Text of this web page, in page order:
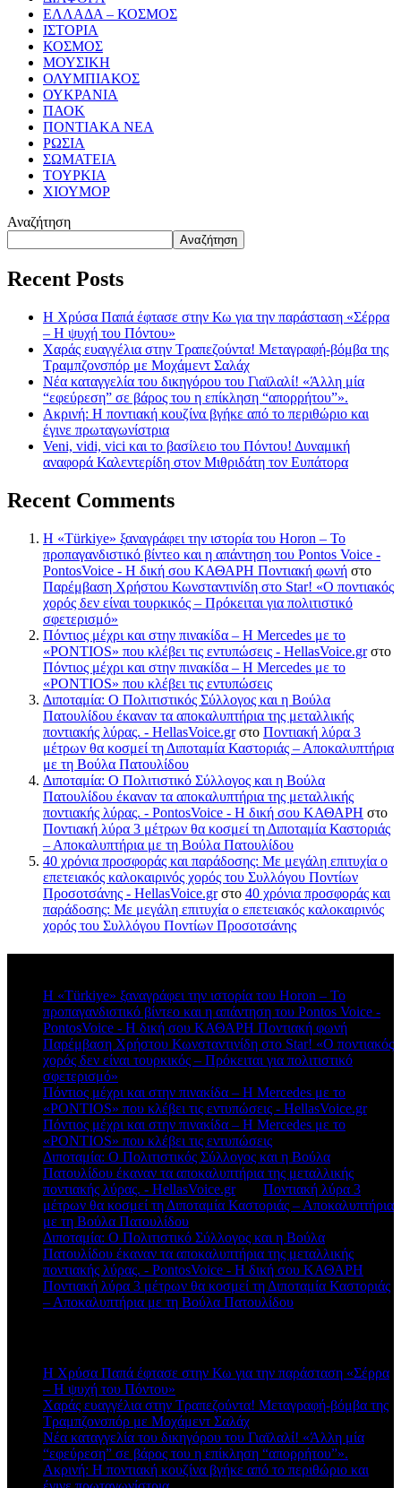
ΕΛΛΑΔΑ – ΚΟΣΜΟΣ
ΙΣΤΟΡΙΑ
ΚΟΣΜΟΣ
ΜΟΥΣΙΚΗ
ΟΛΥΜΠΙΑΚΟΣ
ΟΥΚΡΑΝΙΑ
ΠΑΟΚ
ΠΟΝΤΙΑΚΑ ΝΕΑ
ΡΩΣΙΑ
ΣΩΜΑΤΕΙΑ
ΤΟΥΡΚΙΑ
ΧΙΟΥΜΟΡ
Αναζήτηση
Αναζήτηση
Recent Posts
Η Χρύσα Παπά έφτασε στην Κω για την παράσταση «Σέρρα
– Η ψυχή του Πόντου»
Χαράς ευαγγέλια στην Τραπεζούντα! Μεταγραφή-βόμβα της
Τραμπζονσπόρ με Μοχάμεντ Σαλάχ
Νέα καταγγελία του δικηγόρου του Γιαϊλαλί! «Άλλη μία
“εφεύρεση” σε βάρος του η επίκληση “απορρήτου”».
Ακρινή: Η ποντιακή κουζίνα βγήκε από το περιθώριο και
έγινε πρωταγωνίστρια
Veni, vidi, vici και το βασίλειο του Πόντου! Δυναμική
αναφορά Καλεντερίδη στον Μιθριδάτη τον Ευπάτορα
Recent Comments
Η «Türkiye» ξαναγράφει την ιστορία του Horon – Το
προπαγανδιστικό βίντεο και η απάντηση του Pontos Voice -
PontosVoice - H δική σου ΚΑΘΑΡΗ Ποντιακή φωνή στο
Παρέμβαση Χρήστου Κωνσταντινίδη στο Star! «Ο ποντιακός
χορός δεν είναι τουρκικός – Πρόκειται για πολιτιστικό
σφετερισμό»
Πόντιος μέχρι και στην πινακίδα – Η Mercedes με το
«PONTIOS» που κλέβει τις εντυπώσεις - HellasVoice.grστο
Πόντιος μέχρι και στην πινακίδα – Η Mercedes με το
«PONTIOS» που κλέβει τις εντυπώσεις
Διποταμία: Ο Πολιτιστικός Σύλλογος και η Βούλα
Πατουλίδου έκαναν τα αποκαλυπτήρια της μεταλλικής
ποντιακής λύρας. - HellasVoice.grστο Ποντιακή λύρα 3
μέτρων θα κοσμεί τη Διποταμία Καστοριάς – Αποκαλυπτήρια
με τη Βούλα Πατουλίδου
Διποταμία: Ο Πολιτιστικό Σύλλογος και η Βούλα
Πατουλίδου έκαναν τα αποκαλυπτήρια της μεταλλικής
ποντιακής λύρας. - PontosVoice - H δική σου ΚΑΘΑΡΗ στο
Ποντιακή λύρα 3 μέτρων θα κοσμεί τη Διποταμία Καστοριάς
– Αποκαλυπτήρια με τη Βούλα Πατουλίδου
40 χρόνια προσφοράς και παράδοσης: Με μεγάλη επιτυχία ο
επετειακός καλοκαιρινός χορός του Συλλόγου Ποντίων
Προσοτσάνης - HellasVoice.grστο 40 χρόνια προσφοράς και
παράδοσης: Με μεγάλη επιτυχία ο επετειακός καλοκαιρινός
χορός του Συλλόγου Ποντίων Προσοτσάνης
Η «Türkiye» ξαναγράφει την ιστορία του Horon – Το
προπαγανδιστικό βίντεο και η απάντηση του Pontos Voice -
PontosVoice - H δική σου ΚΑΘΑΡΗ Ποντιακή φωνή
Παρέμβαση Χρήστου Κωνσταντινίδη στο Star! «Ο ποντιακός
χορός δεν είναι τουρκικός – Πρόκειται για πολιτιστικό
σφετερισμό»
Πόντιος μέχρι και στην πινακίδα – Η Mercedes με το
«PONTIOS» που κλέβει τις εντυπώσεις - HellasVoice.grστο
Πόντιος μέχρι και στην πινακίδα – Η Mercedes με το
«PONTIOS» που κλέβει τις εντυπώσεις
Διποταμία: Ο Πολιτιστικός Σύλλογος και η Βούλα
Πατουλίδου έκαναν τα αποκαλυπτήρια της μεταλλικής
ποντιακής λύρας. - HellasVoice.grστο Ποντιακή λύρα 3
μέτρων θα κοσμεί τη Διποταμία Καστοριάς – Αποκαλυπτήρια
με τη Βούλα Πατουλίδου
Διποταμία: Ο Πολιτιστικό Σύλλογος και η Βούλα
Πατουλίδου έκαναν τα αποκαλυπτήρια της μεταλλικής
ποντιακής λύρας. - PontosVoice - H δική σου ΚΑΘΑΡΗ
Ποντιακή λύρα 3 μέτρων θα κοσμεί τη Διποταμία Καστοριάς
– Αποκαλυπτήρια με τη Βούλα Πατουλίδου
Η Χρύσα Παπά έφτασε στην Κω για την παράσταση «Σέρρα
– Η ψυχή του Πόντου»
Χαράς ευαγγέλια στην Τραπεζούντα! Μεταγραφή-βόμβα της
Τραμπζονσπόρ με Μοχάμεντ Σαλάχ
Νέα καταγγελία του δικηγόρου του Γιαϊλαλί! «Άλλη μία
“εφεύρεση” σε βάρος του η επίκληση “απορρήτου”».
Ακρινή: Η ποντιακή κουζίνα βγήκε από το περιθώριο και